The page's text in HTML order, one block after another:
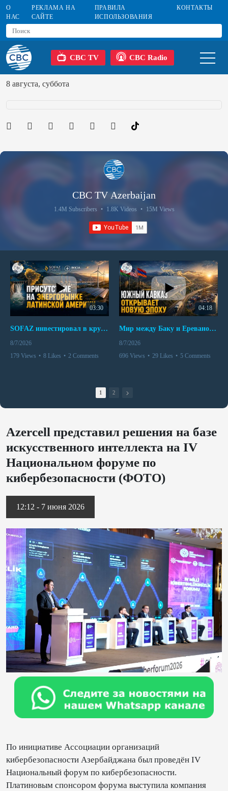
О
НАС
РЕКЛАМА НА
САЙТЕ
ПРАВИЛА
ИСПОЛЬЗОВАНИЯ
КОНТАКТЫ
CBC TV CBC Radio
8 августа, суббота
CBC TV Azerbaijan
1.4M Subscribers • 1.8K Videos • 15M Views
03:30
SOFAZ инвестировал в крупнейшего независимого производителя электроэнергии Перу
8/7/2026
179 Views • 8 Likes • 2 Comments
04:18
Мир между Баку и Ереваном запускает крупные логистические проекты
8/7/2026
696 Views • 29 Likes • 5 Comments
1 2
Azercell представил решения на базе
искусственного интеллекта на IV
Национальном форуме по
кибербезопасности (ФОТО)
12:12 - 7 июня 2026
По инициативе Ассоциации организаций
кибербезопасности Азербайджана был проведён IV
Национальный форум по кибербезопасности.
Платиновым спонсором форума выступила компания